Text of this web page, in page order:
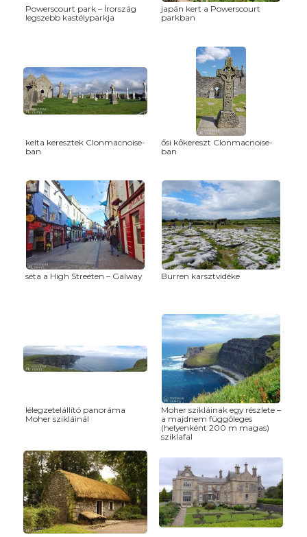
Powerscourt park – Írország
legszebb kastélyparkja
japán kert a Powerscourt
parkban
kelta keresztek Clonmacnoise-
ban
ősi kőkereszt Clonmacnoise-
ban
séta a High Streeten – Galway Burren karsztvidéke
lélegzetelállító panoráma
Moher szikláinál
Moher szikláinak egy részlete –
a majdnem függőleges
(helyenként 200 m magas)
sziklafal